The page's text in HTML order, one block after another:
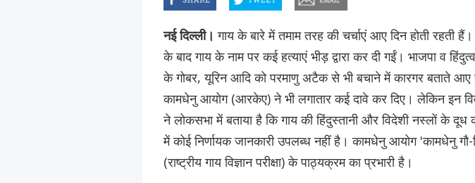
नई दिल्ली। गाय के बारे में तमाम तरह की चर्चाएं आए दिन होती रहती
के बाद गाय के नाम पर कई हत्याएं भीड़ द्वारा कर दी गईं। भाजपा व
के गोबर, यूरिन आदि को परमाणु अटैक से भी बचाने में कारगर बताते आए
कामधेनु आयोग (आरकेए) ने भी लगातार कई दावे कर दिए। लेकिन इन
ने लोकसभा में बताया है कि गाय की हिंदुस्तानी और विदेशी नस्लों के दूध
में कोई निर्णायक जानकारी उपलब्ध नहीं है। कामधेनु आयोग 'कामधेनु गौ-
(राष्ट्रीय गाय विज्ञान परीक्षा) के पाठ्यक्रम का प्रभारी है।